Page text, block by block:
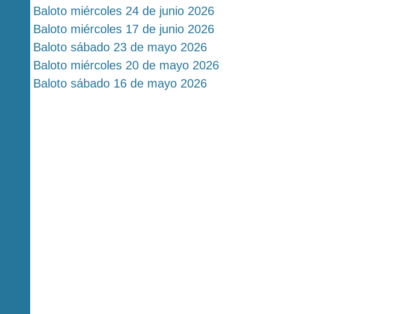
Baloto miércoles 24 de junio 2026
Baloto miércoles 17 de junio 2026
Baloto sábado 23 de mayo 2026
Baloto miércoles 20 de mayo 2026
Baloto sábado 16 de mayo 2026